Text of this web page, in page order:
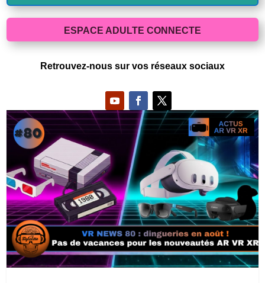
ESPACE ADULTE CONNECTE
Retrouvez-nous sur vos réseaux sociaux